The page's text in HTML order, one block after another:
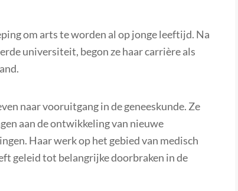
om arts te worden al op jonge leeftijd. Na
universiteit, begon ze haar carrière als
naar vooruitgang in de geneeskunde. Ze
aan de ontwikkeling van nieuwe
Haar werk op het gebied van medisch
geleid tot belangrijke doorbraken in de